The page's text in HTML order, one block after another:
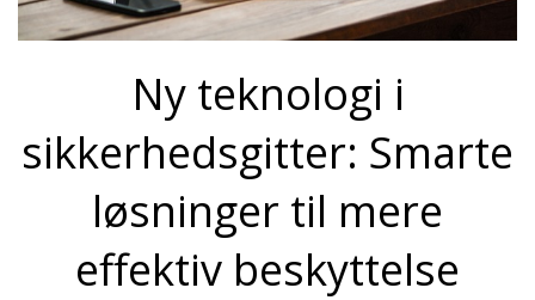
Ny teknologi i
sikkerhedsgitter: Smarte
løsninger til mere
effektiv beskyttelse